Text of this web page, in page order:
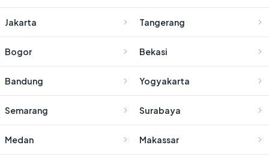
Jakarta Tangerang
Bogor Bekasi
Bandung Yogyakarta
Semarang Surabaya
Medan Makassar